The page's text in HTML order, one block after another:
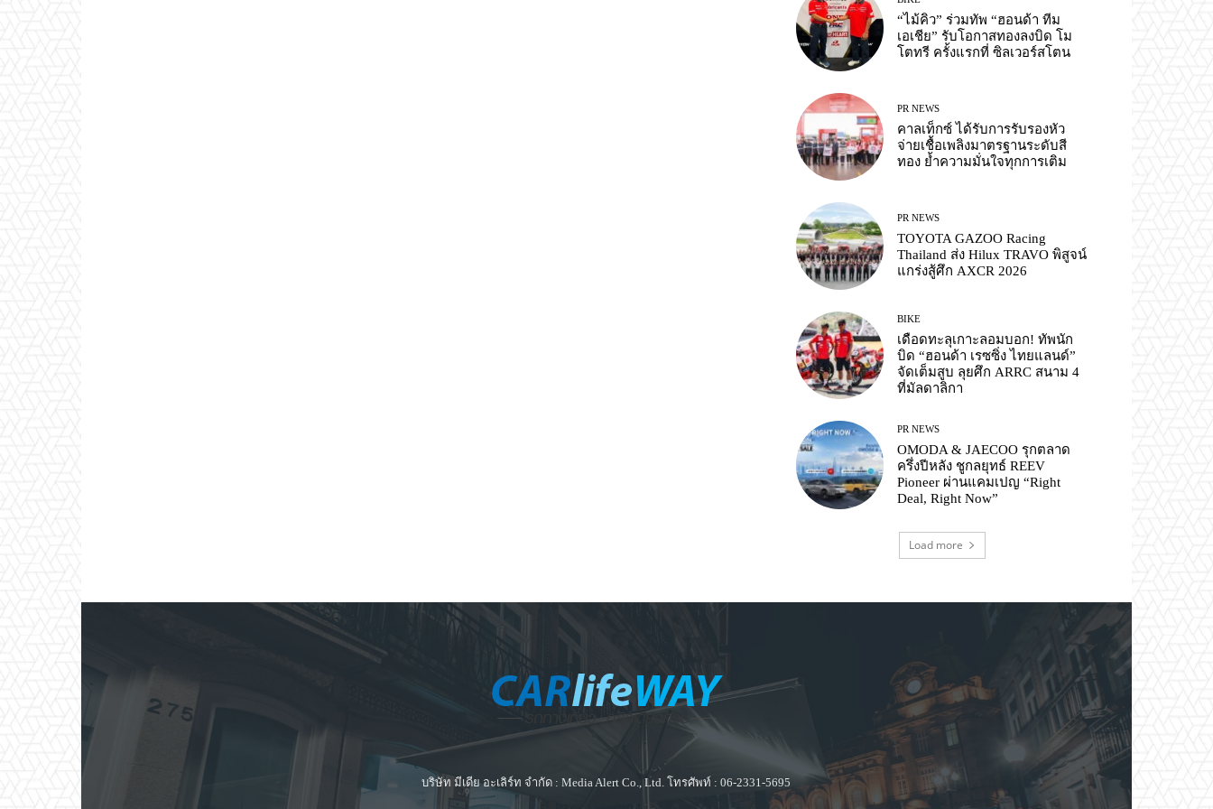
“ไม้คิว” ร่วมทัพ “ฮอนด้า ทีม
เอเชีย” รับโอกาสทองลงบิด โม
โตทรี ครั้งแรกที่ ซิลเวอร์สโตน
PR NEWS
คาลเท็กซ์ ได้รับการรับรองหัว
จ่ายเชื้อเพลิงมาตรฐานระดับสี
ทอง ย้ำความมั่นใจทุกการเติม
PR NEWS
TOYOTA GAZOO Racing
Thailand ส่ง Hilux TRAVO พิสูจน์
แกร่งสู้ศึก AXCR 2026
BIKE
เดือดทะลุเกาะลอมบอก! ทัพนัก
บิด “ฮอนด้า เรซซิ่ง ไทยแลนด์”
จัดเต็มสูบ ลุยศึก ARRC สนาม 4
ที่มัลดาลิกา
PR NEWS
OMODA & JAECOO รุกตลาด
ครึ่งปีหลัง ชูกลยุทธ์ REEV
Pioneer ผ่านแคมเปญ “Right
Deal, Right Now”
Load more
บริษัท มีเดีย อะเลิร์ท จำกัด : Media Alert Co., Ltd. โทรศัพท์ : 06-2331-5695